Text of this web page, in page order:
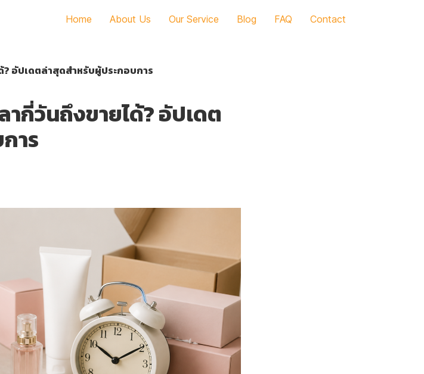
Home About Us Our Service Blog FAQ Contact
? อัปเดตล่าสุดสำหรับผู้ประกอบการ
ากี่วันถึงขายได้? อัปเดต
าร